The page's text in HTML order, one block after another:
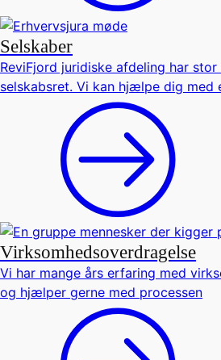
Selskaber
ReviFjord juridiske afdeling har
selskabsret. Vi kan hjælpe dig med
Virksomhedsoverdragelse
Vi har mange års erfaring med
og hjælper gerne med processen